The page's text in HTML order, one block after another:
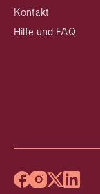
Kontakt
Hilfe und FAQ